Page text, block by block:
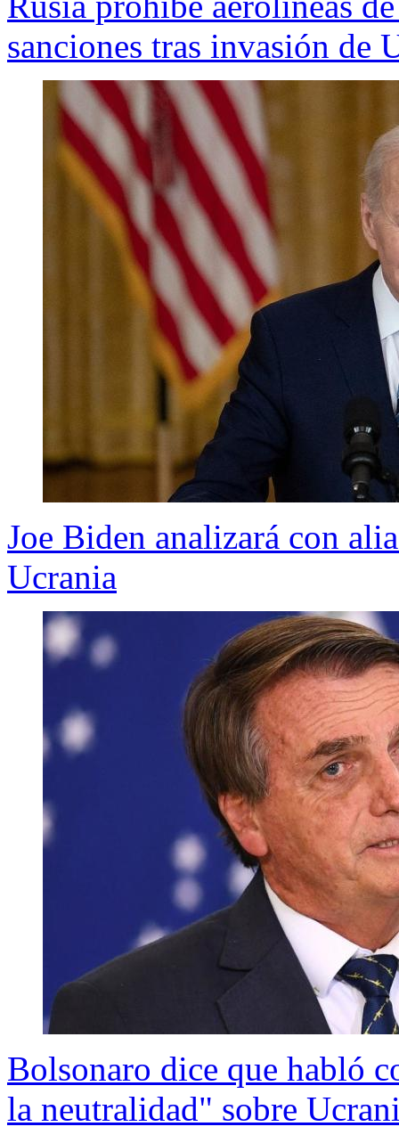
sanciones tras invasión de
Joe Biden analizará con
Ucrania
Bolsonaro dice que habló
la neutralidad" sobre